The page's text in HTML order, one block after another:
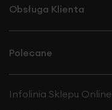
Obsługa Klienta
Polecane
Infolinia Sklepu Online